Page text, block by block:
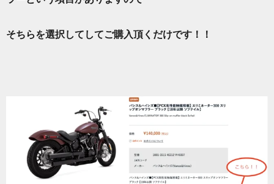
そちらを選択してしてご購入頂くだけです！！